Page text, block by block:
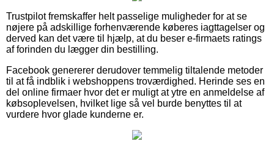
Trustpilot fremskaffer helt passelige muligheder for at se
nøjere på adskillige forhenværende køberes iagttagelser og
derved kan det være til hjælp, at du beser e-firmaets ratings
af forinden du lægger din bestilling.
Facebook genererer derudover temmelig tiltalende metoder
til at få indblik i webshoppens troværdighed. Herinde ses en
del online firmaer hvor det er muligt at ytre en anmeldelse af
købsoplevelsen, hvilket lige så vel burde benyttes til at
vurdere hvor glade kunderne er.